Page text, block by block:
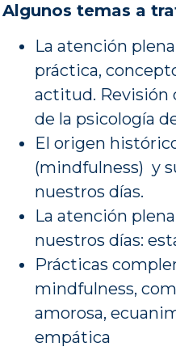
Algunos temas a
La atención
práctica,
actitud. Revisión
de la psicología
El origen
(mindfulness) y
nuestros días.
La atención
nuestros días:
Prácticas
mindfulness,
amorosa,
empática